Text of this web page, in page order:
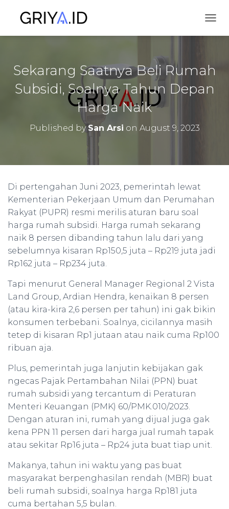
Sekarang Saatnya Beli Rumah
Subsidi, Soalnya Tahun Depan
Harga Naik
Published bySan Arsi on August 9, 2023
Di pertengahan Juni 2023, pemerintah lewat
Kementerian Pekerjaan Umum dan Perumahan
Rakyat (PUPR) resmi merilis aturan baru soal
harga rumah subsidi. Harga rumah sekarang
naik 8 persen dibanding tahun lalu dari yang
sebelumnya kisaran Rp150,5 juta – Rp219 juta jadi
Rp162 juta – Rp234 juta.
Tapi menurut General Manager Regional 2 Vista
Land Group, Ardian Hendra, kenaikan 8 persen
(atau kira-kira 2,6 persen per tahun) ini gak bikin
konsumen terbebani. Soalnya, cicilannya masih
tetep di kisaran Rp1 jutaan atau naik cuma Rp100
ribuan aja.
Plus, pemerintah juga lanjutin kebijakan gak
ngecas Pajak Pertambahan Nilai (PPN) buat
rumah subsidi yang tercantum di Peraturan
Menteri Keuangan (PMK) 60/PMK.010/2023.
Dengan aturan ini, rumah yang dijual juga gak
kena PPN 11 persen dari harga jual rumah tapak
atau sekitar Rp16 juta – Rp24 juta buat tiap unit.
Makanya, tahun ini waktu yang pas buat
masyarakat berpenghasilan rendah (MBR) buat
beli rumah subsidi, soalnya harga Rp181 juta
cuma bertahan 5,5 bulan.